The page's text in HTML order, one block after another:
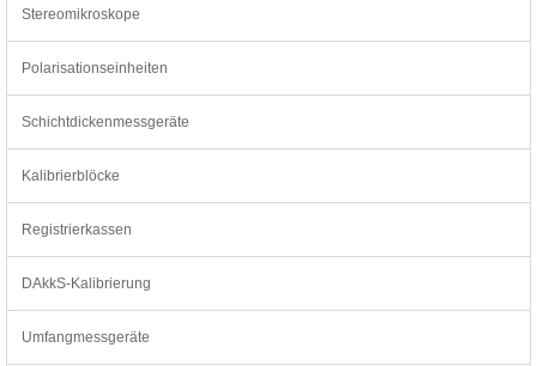
Stereomikroskope
Polarisationseinheiten
Schichtdickenmessgeräte
Kalibrierblöcke
Registrierkassen
DAkkS-Kalibrierung
Umfangmessgeräte